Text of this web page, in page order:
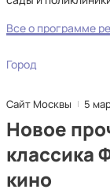
Все о программе
Город
Сайт Москвы 5
Новое
классика
кино